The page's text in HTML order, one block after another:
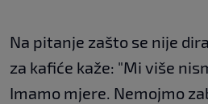
Na pitanje zašto se nije
za kafiće kaže: "Mi više
Imamo mjere. Nemojmo